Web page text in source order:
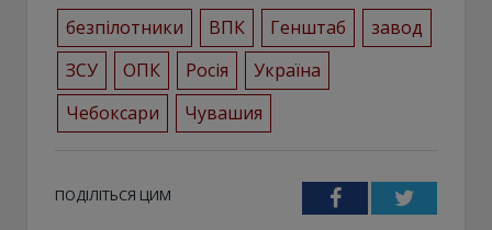
безпілотники ВПК Генштаб
завод
ЗСУ
ОПК Росія
Україна
Чебоксари
Чувашия
ПОДІЛІТЬСЯ ЦИМ FacebookTwitter